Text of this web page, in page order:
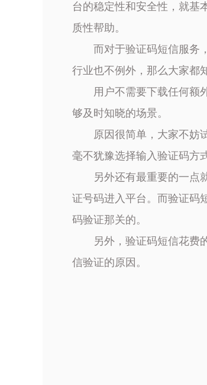
台的稳定性和安全性，就基
质性帮助。
而对于验证码短信服务
行业也不例外，那么大家都
用户不需要下载任何额
够及时知晓的场景。
原因很简单，大家不妨
毫不犹豫选择输入验证码方
另外还有最重要的一点
证号码进入平台。而验证码
码验证那关的。
另外，验证码短信花费
信验证的原因。